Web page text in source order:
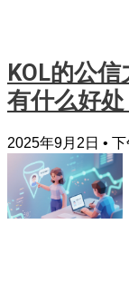
KOL的公
有什么好处
2025年9月2日 下